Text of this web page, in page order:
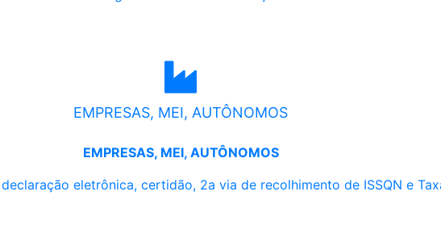
EMPRESAS, MEI, AUTÔNOMOS
EMPRESAS, MEI, AUTÔNOMOS
eletrônica, certidão, 2a via de recolhimento de ISSQN e